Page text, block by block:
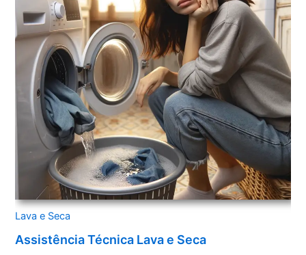
Lava e Seca
Assistência Técnica Lava e Seca